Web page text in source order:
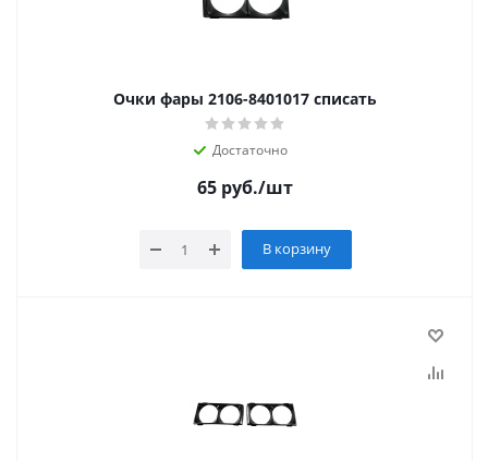
Очки фары 2106-8401017 списать
Достаточно
65 руб./шт
В корзину